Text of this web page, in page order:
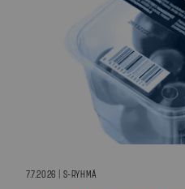
7.7.2026 | S-RYHMÄ